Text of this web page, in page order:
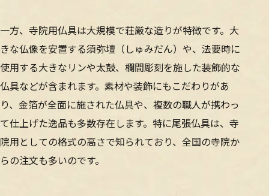
一方、寺院用仏具は大規模で荘厳な造りが特徴です。大
きな仏像を安置する須弥壇（しゅみだん）や、法要時に
使用する大きなリンや太鼓、欄間彫刻を施した装飾的な
仏具などが含まれます。素材や装飾にもこだわりがあ
り、金箔が全面に施された仏具や、複数の職人が携わっ
て仕上げた逸品も多数存在します。特に尾張仏具は、寺
院用としての格式の高さで知られており、全国の寺院か
らの注文も多いのです。